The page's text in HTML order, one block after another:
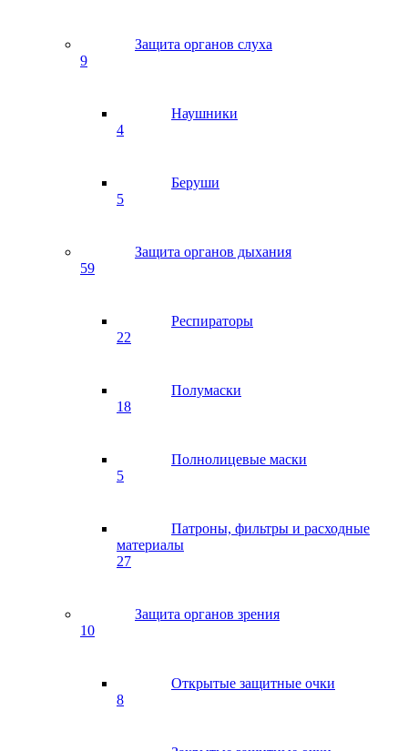
Защита органов слуха
9
Наушники
4
Беруши
5
Защита органов дыхания
59
Респираторы
22
Полумаски
18
Полнолицевые маски
5
Патроны, фильтры и расходные
материалы
27
Защита органов зрения
10
Открытые защитные очки
8